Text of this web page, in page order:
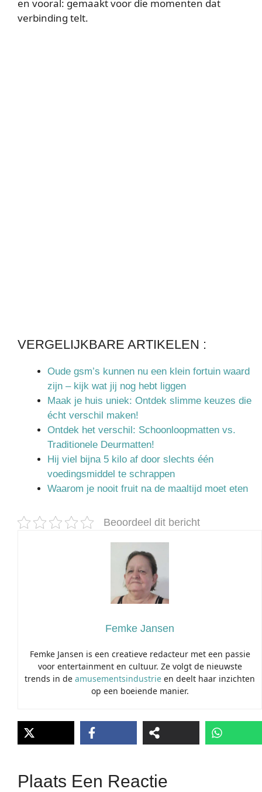
en vooral: gemaakt voor die momenten dat
verbinding telt.
VERGELIJKBARE ARTIKELEN :
Oude gsm’s kunnen nu een klein fortuin waard
zijn – kijk wat jij nog hebt liggen
Maak je huis uniek: Ontdek slimme keuzes die
écht verschil maken!
Ontdek het verschil: Schoonloopmatten vs.
Traditionele Deurmatten!
Hij viel bijna 5 kilo af door slechts één
voedingsmiddel te schrappen
Waarom je nooit fruit na de maaltijd moet eten
Beoordeel dit bericht
Femke Jansen
Femke Jansen is een creatieve redacteur met een passie
voor entertainment en cultuur. Ze volgt de nieuwste
trends in de amusementsindustrie en deelt haar inzichten
op een boeiende manier.
Plaats Een Reactie